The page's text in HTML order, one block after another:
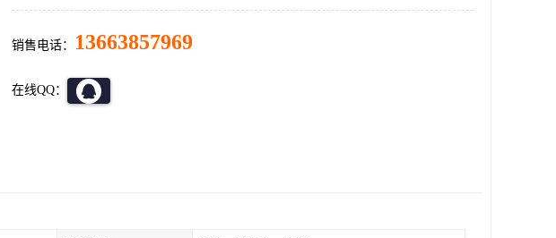
销售电话： 13663857969
在线QQ：